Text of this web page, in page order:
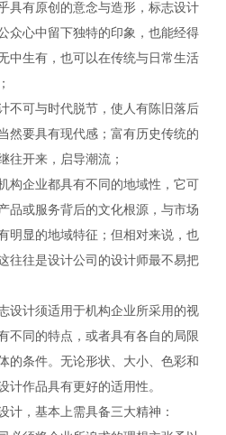
具有原创的意念与造形，标志设计
众心中留下独特的印象，也能经得
中生有，也可以在传统与日常生活
不可与时代脱节，使人有陈旧落后
然要具有现代感；富有历史传统的
往开来，启导潮流；
构企业都具有不同的地域性，它可
品或服务背后的文化根源，与市场
明显的地域特征；但相对来说，也
往往是设计公司的设计师最不易把
设计须适用于机构企业所采用的视
不同的特点，或者具有各自的局限
的条件。无论形状、大小、色彩和
计作品具有更好的适用性。
计，基本上需具备三大精神：